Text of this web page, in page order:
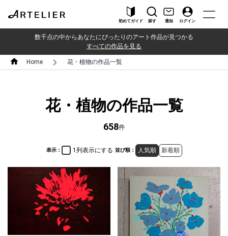
初めてガイド 探す 通知 ログイン
数千点の中からあなたにぴったりのアート作品が見つかる
すべての作品を見る
Home 花・植物の作品一覧
花・植物の作品一覧
658件
表示： 1列表示にする 並び順： 人気順 新着順